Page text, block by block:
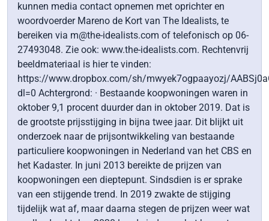
kunnen media contact opnemen met oprichter en
woordvoerder Mareno de Kort van The Idealists, te
bereiken via m@the-idealists.com of telefonisch op 06-
27493048. Zie ook: www.the-idealists.com. Rechtenvrij
beeldmateriaal is hier te vinden:
https://www.dropbox.com/sh/mwyek7ogpaayozj/
dl=0 Achtergrond: · Bestaande koopwoningen waren in
oktober 9,1 procent duurder dan in oktober 2019. Dat is
de grootste prijsstijging in bijna twee jaar. Dit blijkt uit
onderzoek naar de prijsontwikkeling van bestaande
particuliere koopwoningen in Nederland van het CBS en
het Kadaster. In juni 2013 bereikte de prijzen van
koopwoningen een dieptepunt. Sindsdien is er sprake
van een stijgende trend. In 2019 zwakte de stijging
tijdelijk wat af, maar daarna stegen de prijzen weer wat